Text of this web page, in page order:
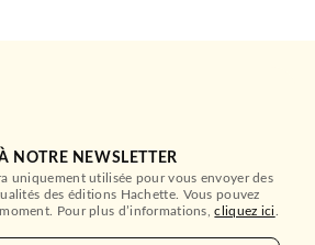
NOTRE NEWSLETTER
uniquement utilisée pour vous envoyer des
des éditions Hachette. Vous pouvez
Pour plus d’informations,cliquez ici